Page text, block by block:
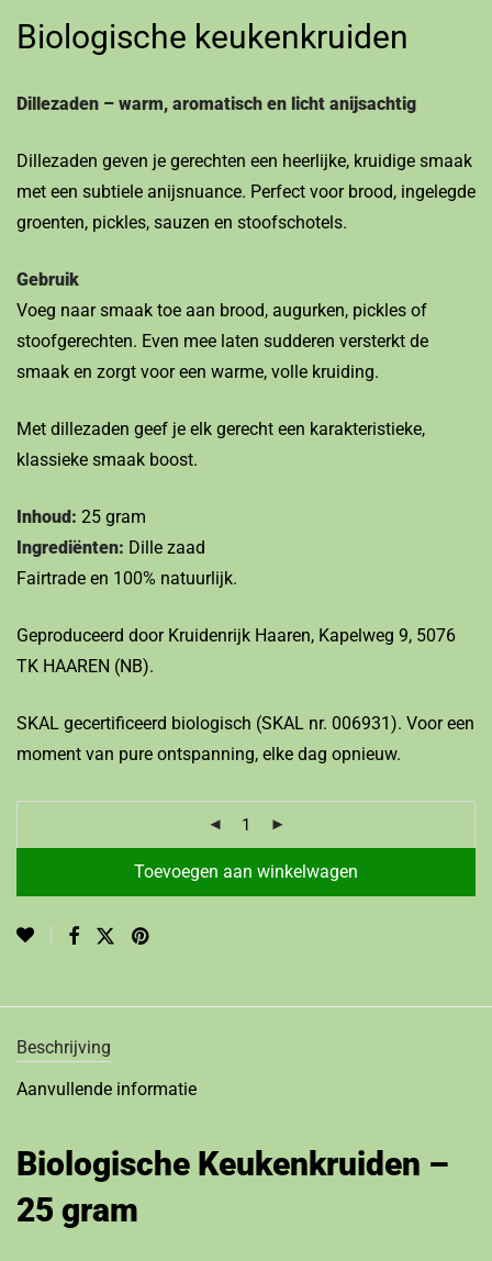
Biologische keukenkruiden
Dillezaden – warm, aromatisch en licht anijsachtig
Dillezaden geven je gerechten een heerlijke, kruidige smaak
met een subtiele anijsnuance. Perfect voor brood, ingelegde
groenten, pickles, sauzen en stoofschotels.
Gebruik
Voeg naar smaak toe aan brood, augurken, pickles of
stoofgerechten. Even mee laten sudderen versterkt de
smaak en zorgt voor een warme, volle kruiding.
Met dillezaden geef je elk gerecht een karakteristieke,
klassieke smaak boost.
Inhoud: 25 gram
Ingrediënten: Dille zaad
Fairtrade en 100% natuurlijk.
Geproduceerd door Kruidenrijk Haaren, Kapelweg 9, 5076
TK HAAREN (NB).
SKAL gecertificeerd biologisch (SKAL nr. 006931). Voor een
moment van pure ontspanning, elke dag opnieuw.
Toevoegen aan winkelwagen
Beschrijving
Aanvullende informatie
Biologische Keukenkruiden –
25 gram